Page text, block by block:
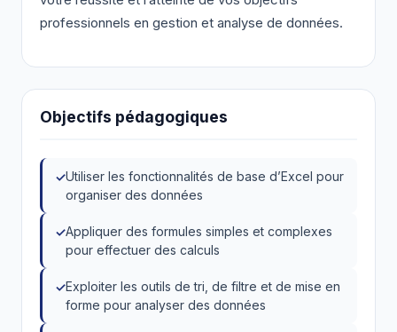
professionnels en gestion et analyse de données.
Objectifs pédagogiques
Utiliser les fonctionnalités de base d’Excel pour
organiser des données
Appliquer des formules simples et complexes
pour effectuer des calculs
Exploiter les outils de tri, de filtre et de mise en
forme pour analyser des données